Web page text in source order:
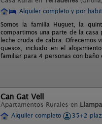
Alquiler completo y por
Somos la familia Huguet, la
compartimos una parte de la casa
leche cruda de cabra. Ofrecemos
quesos, incluido en el
familiar para 4 personas con baño
Can Gat Vell
Apartamentos Rurales en
Alquiler completo
35+2